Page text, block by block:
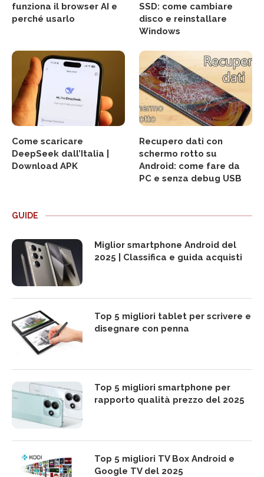
funziona il browser AI e
perché usarlo
SSD: come cambiare
disco e reinstallare
Windows
Come scaricare
DeepSeek dall’Italia |
Download APK
Recupero dati con
schermo rotto su
Android: come fare da
PC e senza debug USB
GUIDE
Miglior smartphone Android del
2025 | Classifica e guida acquisti
Top 5 migliori tablet per scrivere e
disegnare con penna
Top 5 migliori smartphone per
rapporto qualità prezzo del 2025
Top 5 migliori TV Box Android e
Google TV del 2025